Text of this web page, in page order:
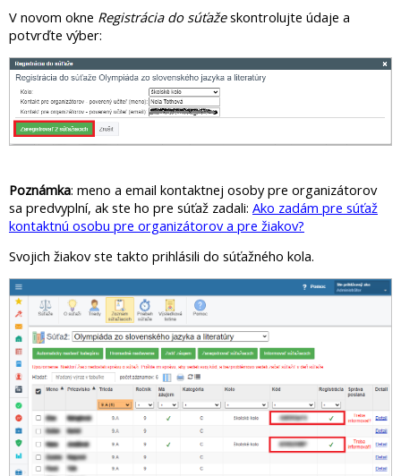
V novom okne Registrácia do súťažeskontrolujte údaje a
potvrďte výber:
Poznámka: meno a email kontaktnej osoby pre organizátorov
sa predvyplní, ak ste ho pre súťaž zadali: Ako zadám pre súťaž
kontaktnú osobu pre organizátorov a pre žiakov?
Svojich žiakov ste takto prihlásili do súťažného kola.